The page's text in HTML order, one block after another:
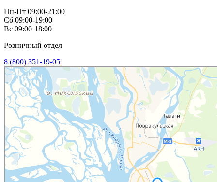
Пн-Пт 09:00-21:00
Сб 09:00-19:00
Вс 09:00-18:00
Розничный отдел
8 (800) 351-19-05